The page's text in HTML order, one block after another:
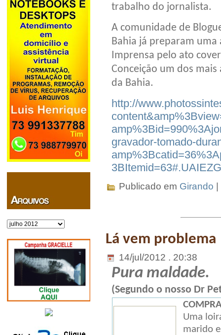
Arquivos
trabalho do jornalista.
A comunidade de
Bahia já preparam uma
Imprensa pelo ato
Conceição um dos
da Bahia.
http://
gravador-tomado-
Publicado em Girando
Lá vem problema
14/jul/2012 . 20:38
Pura maldade.
(Segundo o nosso Dr
Uma
marido